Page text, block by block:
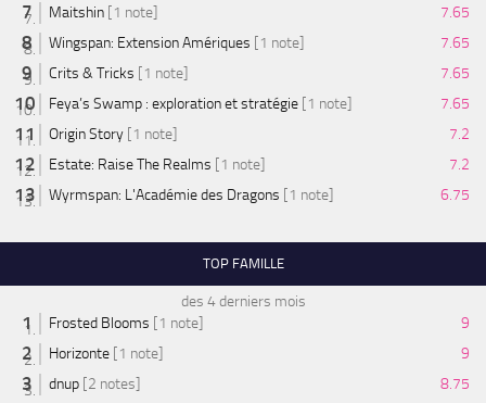
Maitshin [1 note]
7.65
Wingspan: Extension Amériques [1 note]
7.65
Crits & Tricks [1 note]
7.65
Feya’s Swamp : exploration et stratégie [1 note]
7.65
Origin Story [1 note]
7.2
Estate: Raise The Realms [1 note]
7.2
Wyrmspan: L'Académie des Dragons [1 note] 6.75
TOP FAMILLE
des 4 derniers mois
Frosted Blooms [1 note]
9
Horizonte [1 note]
9
dnup [2 notes]
8.75